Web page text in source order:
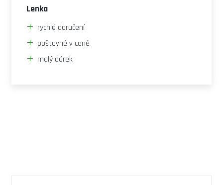
Lenka
rychlé doručení
poštovné v ceně
malý dárek